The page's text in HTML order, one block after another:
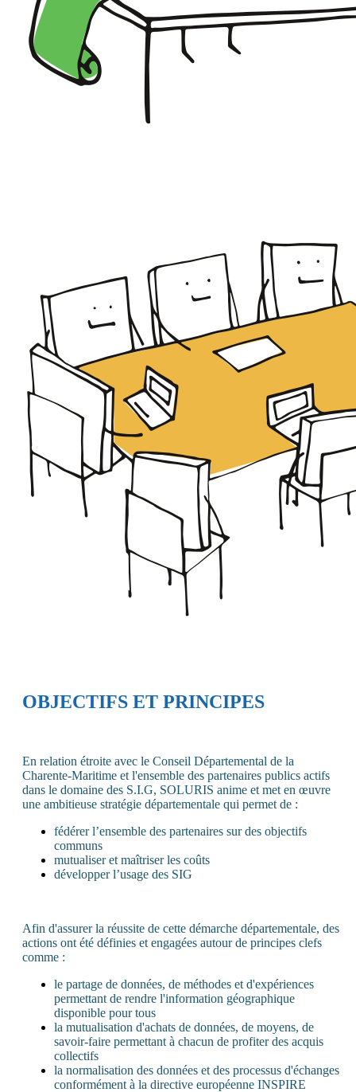
OBJECTIFS ET PRINCIPES
En relation étroite avec le Conseil Départemental de la
Charente-Maritime et l'ensemble des partenaires publics actifs
dans le domaine des S.I.G, SOLURIS anime et met en œuvre
une ambitieuse stratégie départementale qui permet de :
fédérer l’ensemble des partenaires sur des objectifs
communs
mutualiser et maîtriser les coûts
développer l’usage des SIG
Afin d'assurer la réussite de cette démarche départementale, des
actions ont été définies et engagées autour de principes clefs
comme :
le partage de données, de méthodes et d'expériences
permettant de rendre l'information géographique
disponible pour tous
la mutualisation d'achats de données, de moyens, de
savoir-faire permettant à chacun de profiter des acquis
collectifs
la normalisation des données et des processus d'échanges
conformément à la directive européenne INSPIRE